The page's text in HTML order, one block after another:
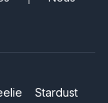
Stardust